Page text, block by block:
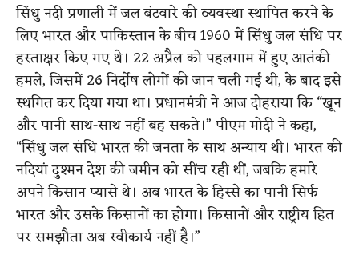
सिंधु नदी प्रणाली में जल बंटवारे की व्यवस्था स्थापित करने के
लिए भारत और पाकिस्तान के बीच 1960 में सिंधु जल संधि पर
हस्ताक्षर किए गए थे। 22 अप्रैल को पहलगाम में हुए आतंकी
हमले, जिसमें 26 निर्दोष लोगों की जान चली गई थी, के बाद इसे
स्थगित कर दिया गया था। प्रधानमंत्री ने आज दोहराया कि“खून
और पानी साथ-साथ नहीं बह सकते।” पीएम मोदी ने कहा,
“सिंधु जल संधि भारत की जनता के साथ अन्याय थी। भारत की
नदियां दुश्मन देश की जमीन को सींच रही थीं, जबकि हमारे
अपने किसान प्यासे थे। अब भारत के हिस्से का पानी सिर्फ
भारत और उसके किसानों का होगा। किसानों और राष्ट्रीय हित
पर समझौता अब स्वीकार्य नहीं है।”